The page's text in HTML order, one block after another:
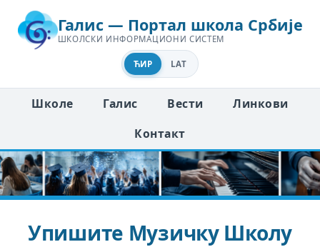
Галис — Портал школа Србије
ШКОЛСКИ ИНФОРМАЦИОНИ СИСТЕМ
ЋИР LAT
Школе Галис Вести
Линкови
Контакт
Упишите Музичку Школу